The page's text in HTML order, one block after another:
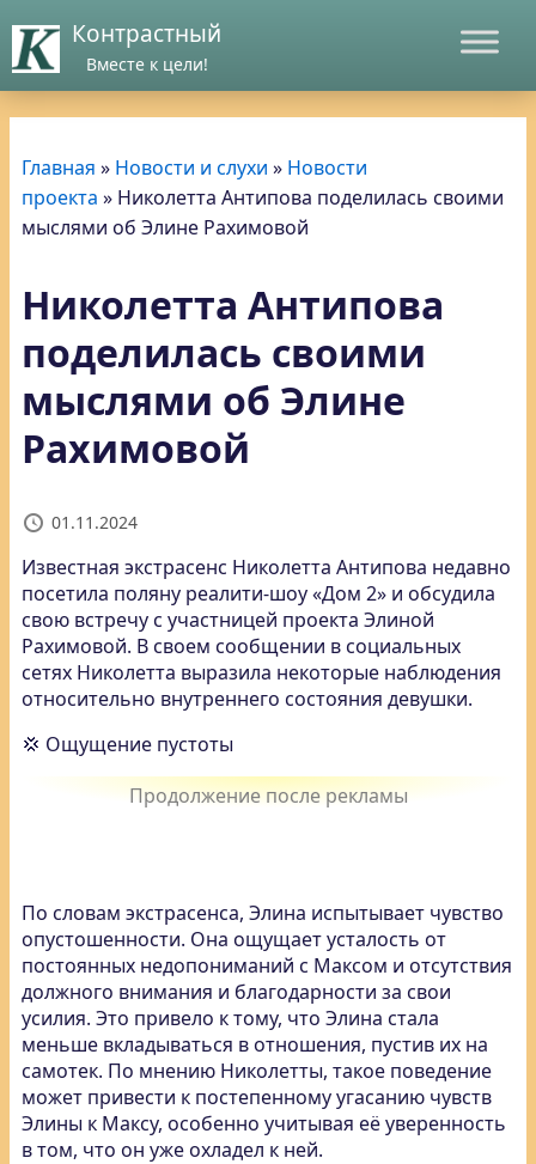
Контрастный
Вместе к цели!
Главная » Новости и слухи » Новости
проекта » Николетта Антипова поделилась своими
мыслями об Элине Рахимовой
Николетта Антипова
поделилась своими
мыслями об Элине
Рахимовой
01.11.2024
Известная экстрасенс Николетта Антипова недавно
посетила поляну реалити-шоу «Дом 2» и обсудила
свою встречу с участницей проекта Элиной
Рахимовой. В своем сообщении в социальных
сетях Николетта выразила некоторые наблюдения
относительно внутреннего состояния девушки.
💢 Ощущение пустоты
По словам экстрасенса, Элина испытывает чувство
опустошенности. Она ощущает усталость от
постоянных недопониманий с Максом и отсутствия
должного внимания и благодарности за свои
усилия. Это привело к тому, что Элина стала
меньше вкладываться в отношения, пустив их на
самотек. По мнению Николетты, такое поведение
может привести к постепенному угасанию чувств
Элины к Максу, особенно учитывая её уверенность
в том, что он уже охладел к ней.